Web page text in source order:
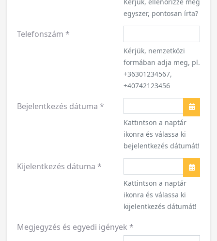
egyszer, pontosan írta?
Telefonszám *
Kérjük, nemzetközi
formában adja meg, pl.
+36301234567,
+40742123456
Bejelentkezés dátuma *
Naptár
Kattintson a naptár
ikonra és válassa ki
bejelentkezés dátumát!
Kijelentkezés dátuma *
Naptár
Kattintson a naptár
ikonra és válassa ki
kijelentkezés dátumát!
Megjegyzés és egyedi igények *